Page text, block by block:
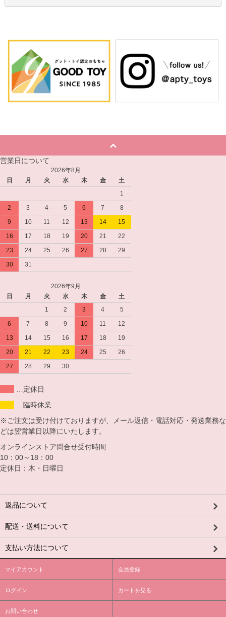
営業日について
2026年8月
日
月 火 水 木 金
土
1
2
3 4 5 6 7
8
9
10 11 12 13 14
15
16
17 18 19 20 21
22
23
24 25 26 27 28
29
30
31
2026年9月
日
月 火 水 木 金
土
1
2 3 4
5
6
7 8 9 10 11
12
13
14 15 16 17 18
19
20
21 22 23 24 25
26
27
28 29 30
…定休日
…臨時休業
※ご注文は受け付けておりますが、メール返信・電話対応・発送業務な
どは翌営業日以降にいたします。
オンラインストア問合せ受付時間
10：00～18：00
定休日：木・日曜日
返品について
配送・送料について
支払い方法について
マイアカウント 会員登録
ログイン カートを見る
お問い合わせ